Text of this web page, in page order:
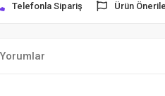
Telefonla Sipariş Ürün
Yorumlar